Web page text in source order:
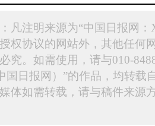
凡注明来源为“中国日报网
权协议的网站外，其他任何
究。如需使用，请与010-
国日报网）”的作品，均转载
体如需转载，请与稿件来源